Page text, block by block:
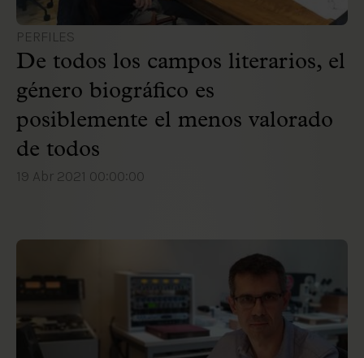
PERFILES
De todos los campos literarios, el
género biográfico es
posiblemente el menos valorado
de todos
19 Abr 2021 00:00:00